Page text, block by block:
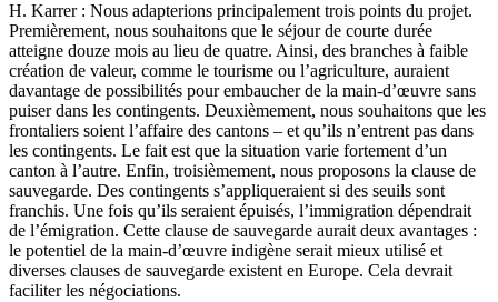
H. Karrer: Nous adapterions principalement trois points du projet.
Premièrement, nous souhaitons que le séjour de courte durée
atteigne douze mois au lieu de quatre. Ainsi, des branches à faible
création de valeur, comme le tourisme ou l’agriculture, auraient
davantage de possibilités pour embaucher de la main-d’œuvre sans
puiser dans les contingents. Deuxièmement, nous souhaitons que les
frontaliers soient l’affaire des cantons – et qu’ils n’entrent pas dans
les contingents. Le fait est que la situation varie fortement d’un
canton à l’autre. Enfin, troisièmement, nous proposons la clause de
sauvegarde. Des contingents s’appliqueraient si des seuils sont
franchis. Une fois qu’ils seraient épuisés, l’immigration dépendrait
de l’émigration. Cette clause de sauvegarde aurait deux avantages :
le potentiel de la main-d’œuvre indigène serait mieux utilisé et
diverses clauses de sauvegarde existent en Europe. Cela devrait
faciliter les négociations.